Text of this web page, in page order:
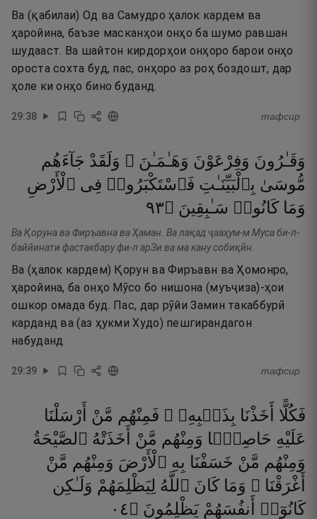
Ва (қабилаи) Од ва Самудро ҳалок кардем ва
ҳаройина, баъзе масканҳои онҳо ба шумо равшан
шудааст. Ва шайтон кирдорҳои онҳоро барои онҳо
ороста сохта буд, пас, онҳоро аз роҳ боздошт, дар
ҳоле ки онҳо бино буданд.
29:38 тафсир
وَقَـٰرُونَ وَفِرْعَوْنَ وَهَـٰمَـٰنَ ۖ وَلَقَدْ جَآءَهُم
مُّوسَىٰ بِٱلْبَيِّنَـٰتِ فَٱسْتَكْبَرُوا۟ فِى ٱلْأَرْضِ
وَمَا كَانُوا۟ سَـٰبِقِينَ ۝٣٩
Ва Қоруна ва Фиръавна ва Ҳаман. Ва лақад ҷааҳум-м Муса би-л-
баййинати фастакбару фи-л арЗи ва ма кану собиқӣн.
Ва (ҳалок кардем) Қорун ва Фиръавн ва Ҳомонро,
ҳаройина, ба онҳо Мӯсо бо нишона (муъҷиза)-ҳои
ошкор омада буд. Пас, дар рӯйи Замин такаббурӣ
карданд ва (аз ҳукми Худо) пешгирандагон
набуданд.
29:39 тафсир
فَكُلًّا أَخَذْنَا بِذَنۢبِهِۦ ۖ فَمِنْهُم مَّنْ
أَرْسَلْنَا
عَلَيْهِ حَاصِبًۭا وَمِنْهُم مَّنْ أَخَذَتْهُ ٱلصَّيْحَةُ
وَمِنْهُم مَّنْ خَسَفْنَا بِهِ ٱلْأَرْضَ وَمِنْهُم مَّنْ
أَغْرَقْنَا ۚ وَمَا كَانَ ٱللَّهُ لِيَظْلِمَهُمْ وَلَـٰكِن
كَانُوٓا۟
أَنفُسَهُمْ يَظْلِمُونَ ۝٤٠